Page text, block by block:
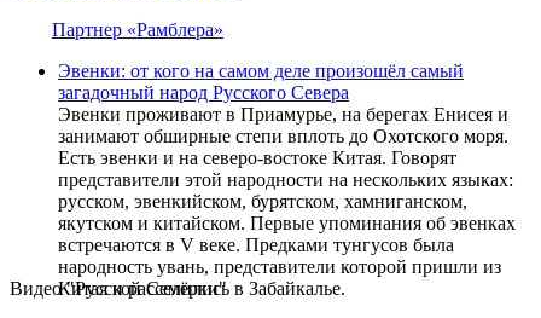
Видео "Русской Семёрки"
Партнер «Рамблера»
Эвенки: от кого на самом деле произошёл самый
загадочный народ Русского Севера
Эвенки проживают в Приамурье, на берегах Енисея и
занимают обширные степи вплоть до Охотского моря.
Есть эвенки и на северо-востоке Китая. Говорят
представители этой народности на нескольких языках:
русском, эвенкийском, бурятском, хамниганском,
якутском и китайском. Первые упоминания об эвенках
встречаются в V веке. Предками тунгусов была
народность увань, представители которой пришли из
Китая и расселились в Забайкалье.